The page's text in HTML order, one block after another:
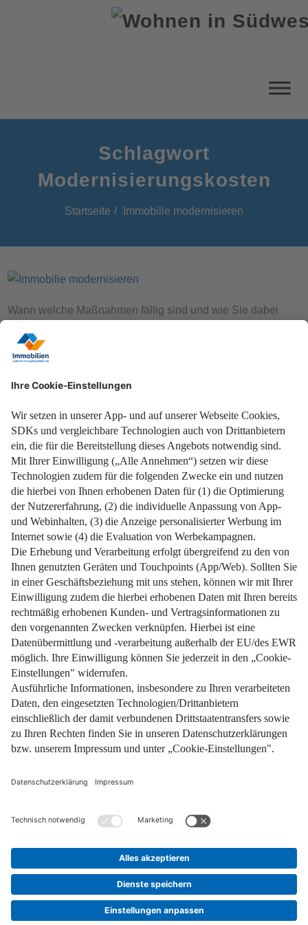
Schlagwort
Modernisierungskosten
Startseite Immobilie modernisieren
Wann welche Maßnahmen fällig sind und wie Sie dabei
Weiterlesen
Kaufnebenkosten beim Immobilienkauf: Frühe Planung für
transparente Gesamtkosten.
Weiterlesen
Impressum Datenschutz Nutzungsbedingungen
Pflichtinformationen AGB Über uns Bildquellen
Barrierefreiheit Widerrufsformular
Cookie-Einstellungen
Facebook
Instagram